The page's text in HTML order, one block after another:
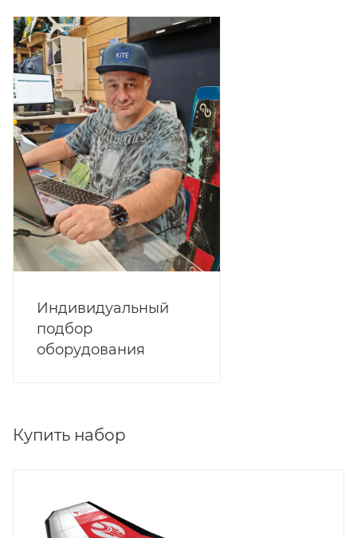
Индивидуальный
подбор
оборудования
Купить набор